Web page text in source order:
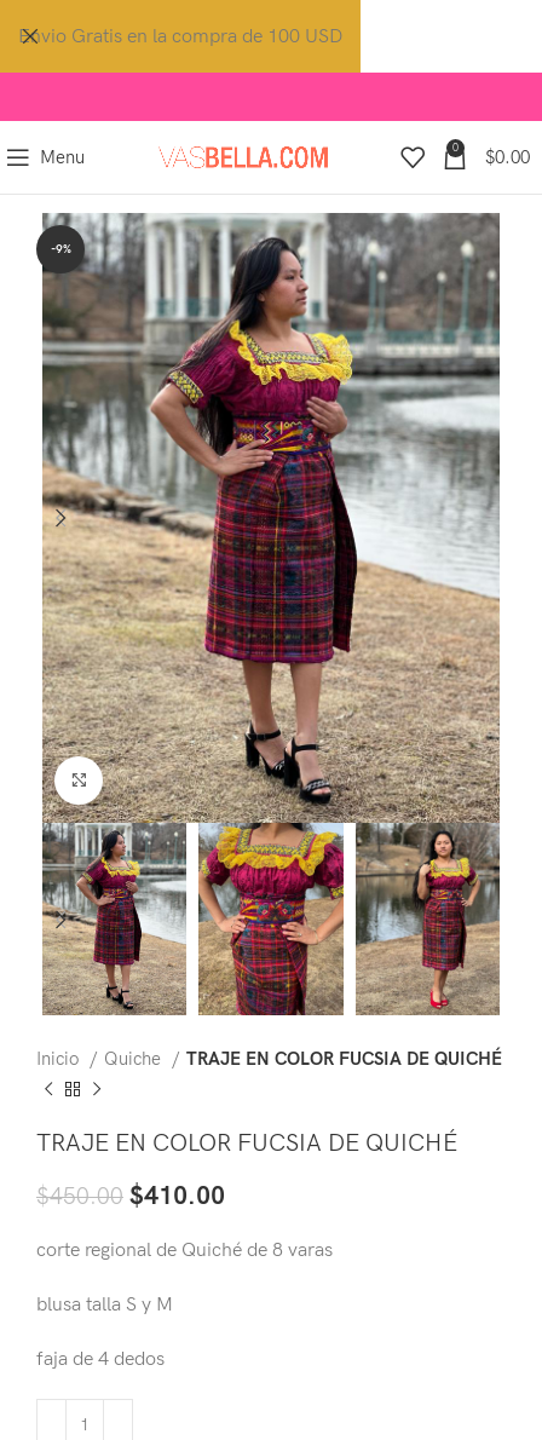
Menu 0 $0.00
-9%
Click to enlarge
Inicio Quiche TRAJE EN COLOR FUCSIA DE QUICHÉ
TRAJE EN COLOR FUCSIA DE QUICHÉ
$450.00 $410.00
corte regional de Quiché de 8 varas
blusa talla S y M
faja de 4 dedos
Envio Gratis en la compra de 100 USD